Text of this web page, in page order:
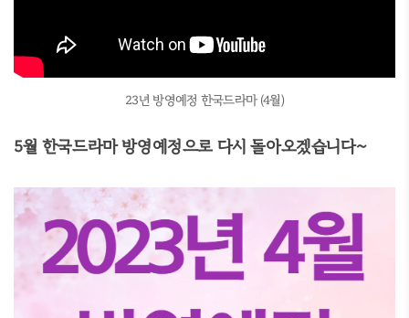
23년 방영예정 한국드라마 (4월)
5월 한국드라마 방영예정으로 다시 돌아오겠습니다~